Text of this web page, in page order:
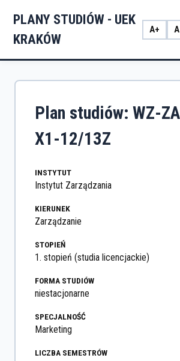
PLANY STUDIÓW - UEK
KRAKÓW
A+ A
Plan studiów: WZ-
X1-12/13Z
INSTYTUT
Instytut Zarządzania
KIERUNEK
Zarządzanie
STOPIEŃ
1. stopień (studia licencjackie)
FORMA STUDIÓW
niestacjonarne
SPECJALNOŚĆ
Marketing
LICZBA SEMESTRÓW